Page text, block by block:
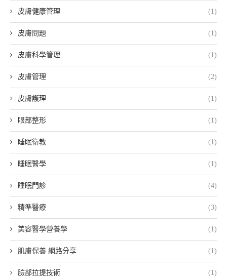
皮膚健康管理 (1)
皮膚問題 (1)
皮膚科學管理 (1)
皮膚管理 (2)
皮膚護理 (1)
眼部整形 (1)
睡眠衛教 (1)
睡眠醫學 (1)
睡眠門診 (4)
精準醫療 (3)
美容醫學營養學 (1)
肌膚保養 網路分享 (1)
臉部拉提技術 (1)